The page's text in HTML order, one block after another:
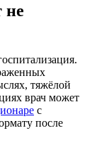
не
тяжёлой
врач может
с
после